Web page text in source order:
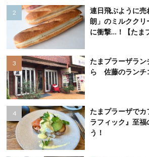
連日飛ぶように
朗」のミルククリ
に衝撃…！【たま
たまプラーザラ
ら 佐藤のランチ
たまプラーザで
ラフィック』至
う！